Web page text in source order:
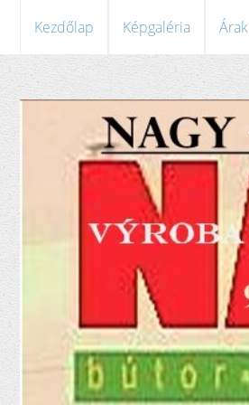
Kezdőlap Képgaléria Árak